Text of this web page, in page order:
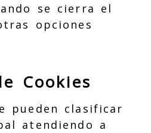
se cierra el
opciones
Cookies
pueden clasificar
atendiendo a